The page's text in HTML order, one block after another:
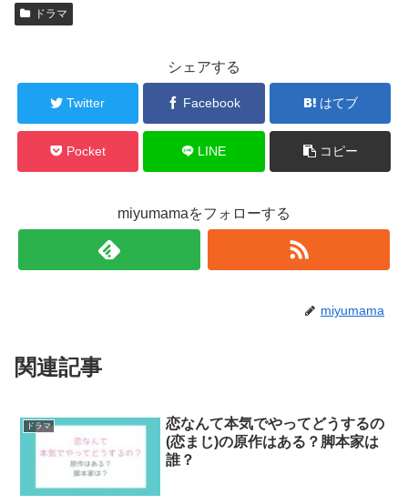
ドラマ
シェアする
Twitter Facebook はてブ
Pocket LINE コピー
miyumamaをフォローする
miyumama
関連記事
ドラマ
恋なんて本気でやってどうするの
(恋まじ)の原作はある？脚本家は
誰？